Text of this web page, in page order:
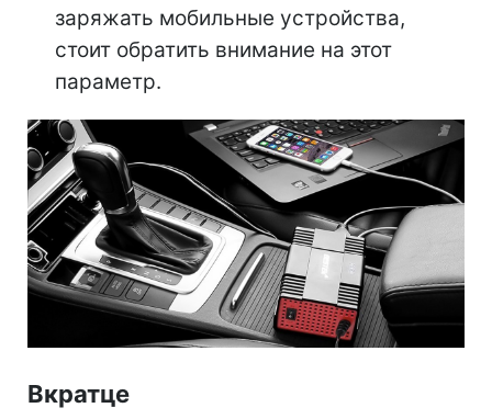
заряжать мобильные устройства,
стоит обратить внимание на этот
параметр.
Вкратце